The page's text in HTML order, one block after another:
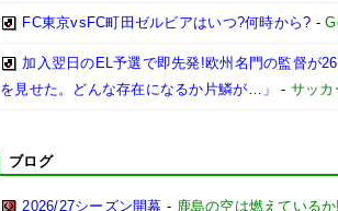
FC東京vsFC町田ゼルビアはいつ?何時から? -
加入翌日のEL予選で即先発!欧州名門の監督が
を見せた。どんな存在になるか片鱗が…」
- サッカ
ブログ
2026/27シーズン開幕 - 鹿島の空は燃えている